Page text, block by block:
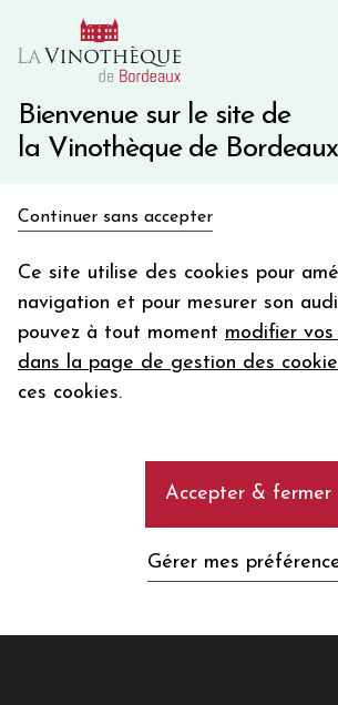
Bienvenue sur le site de
la Vinothèque de Bordeaux
Continuer sans accepter
Ce site utilise des cookies pour
navigation et pour mesurer son
pouvez à tout moment modifier
dans la page de gestion des
ces cookies.
Accepter & fermer
Gérer mes
10€ de remise immédiate sur votre
Une question ?
en bon
Votre
email
En m’abonnant, j’accepte de